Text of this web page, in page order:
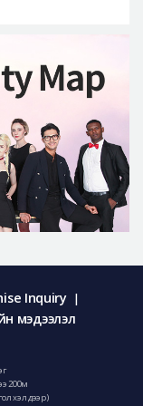
Inquiry |
мэдээлэл
200м
хэл дээр)